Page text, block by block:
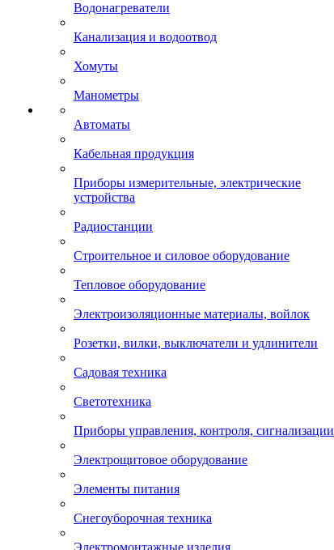
Водонагреватели
Канализация и водоотвод
Хомуты
Манометры
Автоматы
Кабельная продукция
Приборы измерительные, электрические
устройства
Радиостанции
Строительное и силовое оборудование
Тепловое оборудование
Электроизоляционные материалы, войлок
Розетки, вилки, выключатели и удлинители
Садовая техника
Светотехника
Приборы управления, контроля, сигнализации
Электрощитовое оборудование
Элементы питания
Снегоуборочная техника
Электромонтажные изделия